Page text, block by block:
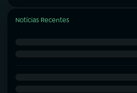
Notícias Recentes